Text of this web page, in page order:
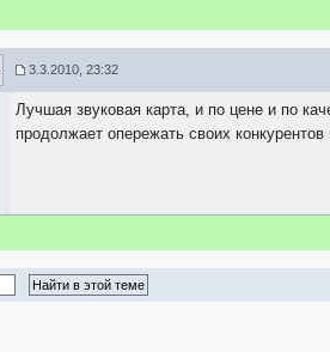
3.3.2010, 23:32
Лучшая звуковая карта, и по цене и по
продолжает опережать своих конкурентов